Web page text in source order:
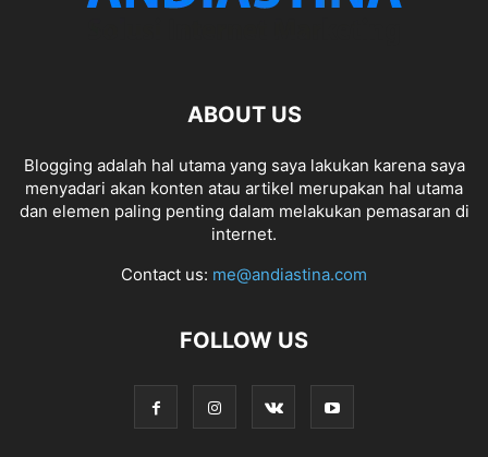
ABOUT US
Blogging adalah hal utama yang saya lakukan karena saya
menyadari akan konten atau artikel merupakan hal utama
dan elemen paling penting dalam melakukan pemasaran di
internet.
Contact us: me@andiastina.com
FOLLOW US